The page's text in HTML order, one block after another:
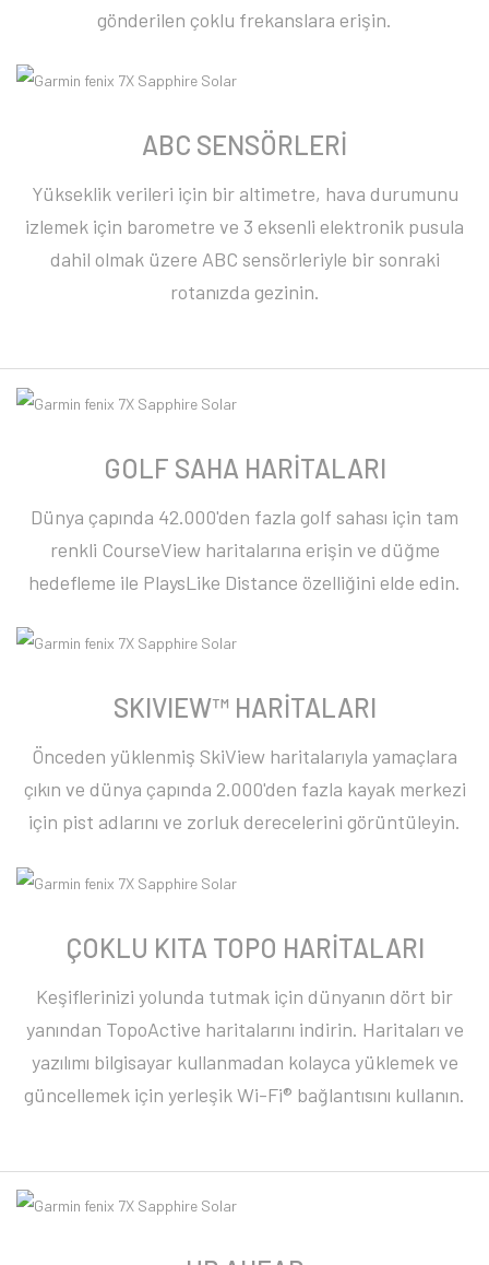
gönderilen çoklu frekanslara erişin.
ABC SENSÖRLERİ
Yükseklik verileri için bir altimetre, hava durumunu
izlemek için barometre ve 3 eksenli elektronik pusula
dahil olmak üzere ABC sensörleriyle bir sonraki
rotanızda gezinin.
GOLF SAHA HARİTALARI
Dünya çapında 42.000'den fazla golf sahası için tam
renkli CourseView haritalarına erişin ve düğme
hedefleme ile PlaysLike Distance özelliğini elde edin.
SKIVIEW™ HARİTALARI
Önceden yüklenmiş SkiView haritalarıyla yamaçlara
çıkın ve dünya çapında 2.000'den fazla kayak merkezi
için pist adlarını ve zorluk derecelerini görüntüleyin.
ÇOKLU KITA TOPO HARİTALARI
Keşiflerinizi yolunda tutmak için dünyanın dört bir
yanından TopoActive haritalarını indirin. Haritaları ve
yazılımı bilgisayar kullanmadan kolayca yüklemek ve
güncellemek için yerleşik Wi-Fi® bağlantısını kullanın.